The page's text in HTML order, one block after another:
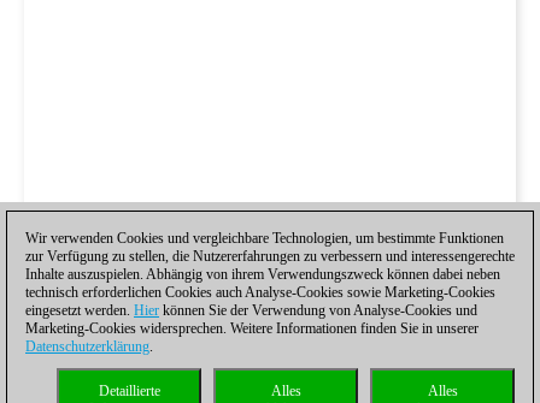
Wir verwenden Cookies und vergleichbare Technologien, um bestimmte Funktionen
zur Verfügung zu stellen, die Nutzererfahrungen zu verbessern und interessengerechte
Inhalte auszuspielen. Abhängig von ihrem Verwendungszweck können dabei neben
technisch erforderlichen Cookies auch Analyse-Cookies sowie Marketing-Cookies
eingesetzt werden. Hier können Sie der Verwendung von Analyse-Cookies und
Marketing-Cookies widersprechen. Weitere Informationen finden Sie in unserer
Datenschutzerklärung.
Alles
Alles
Detaillierte